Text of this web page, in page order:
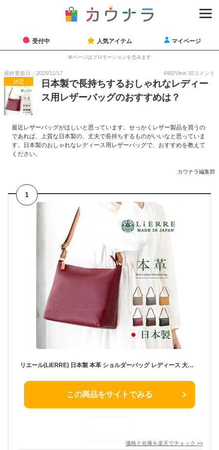
受付中 人気アイテム マイページ
本ページはプロモーションを含みます
最終更新日：2025/11/17 4482View 30コメント
決定
日本製で長持ちするおしゃれなレディー
ス用レザーバッグのおすすめは？
最近レザーバッグがほしいと思っています。せっかくレザー製品を買うの
であれば、上質な日本製の、丈夫で長持ちするものがいいなと思っていま
す。日本製のおしゃれなレディース用レザーバッグで、おすすめを教えて
ください。
カウナラ編集部
1
リエール(LiERRE) 日本製 本革 ショルダーバッグ レディース 大人 ポシェット【レザーバッグ 通勤バッグ 斜め掛けバッグ 本革 ショルダーバッグ レディース 斜めがけバッグ レディース 軽い 軽量 本革 バッグ ladies 大人 日本製 bag クリスマスプレゼント 女性 実用的】
この商品をサイトでみる
価格と在庫を楽天でチェック >>